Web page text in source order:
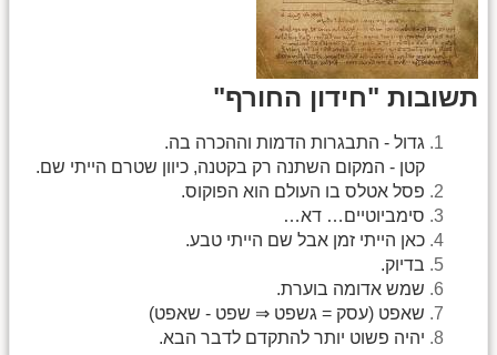
תשובות "חידון החורף"
גדול - התבגרות הדמות וההכרה בה.
קטן - המקום השתנה רק בקטנה, כיוון שטרם הייתי שם.
פסל אטלס בו העולם הוא הפוקוס.
סימביוטיים… דא…
כאן הייתי זמן אבל שם הייתי טבע.
בדיוק.
שמש אדומה בוערת.
שאפט (עסק = גשפט ⇒ שפט - שאפט)
יהיה פשוט יותר להתקדם לדבר הבא.